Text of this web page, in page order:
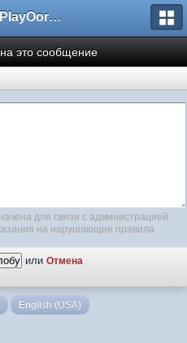
Forum - PlayOorbis.net
это сообщение
для связи с администрацией
на нарушающие правила
или Отмена
English (USA)